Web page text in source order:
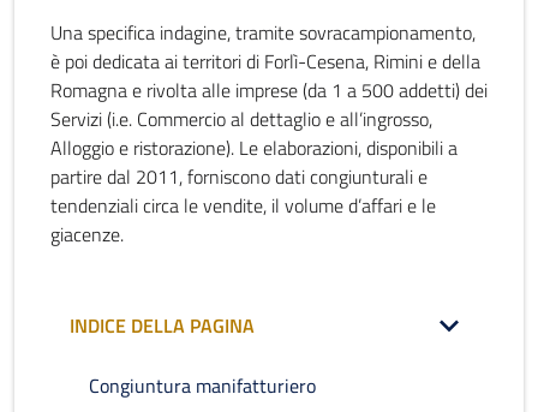
Una specifica indagine, tramite sovracampionamento,
è poi dedicata ai territori di Forlì-Cesena, Rimini e della
Romagna e rivolta alle imprese (da 1 a 500 addetti) dei
Servizi (i.e. Commercio al dettaglio e all’ingrosso,
Alloggio e ristorazione). Le elaborazioni, disponibili a
partire dal 2011, forniscono dati congiunturali e
tendenziali circa le vendite, il volume d’affari e le
giacenze.
INDICE DELLA PAGINA
Congiuntura manifatturiero